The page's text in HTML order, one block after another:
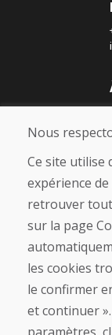
Nous
Ce site utilise
expérience
retrouver
sur la page
les cookies
le confirmer
et continuer